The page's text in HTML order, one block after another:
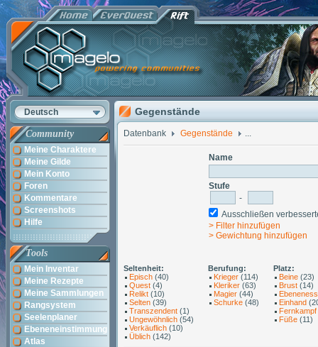
Deutsch
Community
Meine Charaktere
Meine Gilde
Mein Konto
Foren
Kommentare
Screenshots
Hilfe
Tools
Mein Inventar
Meine Rezepte
Meine Sammlungen
Rangsystem
Seelenplaner
Ebeneneinstimmung
Atlas
Gegenstände
Datenbank Gegenstände ...
Name
Stufe
-
Ausschließen
> Filter hinzufügen
> Gewichtung hinzufügen
Seltenheit:
Episch (40)
Quest (4)
Relikt (10)
Selten (39)
Transzendent (1)
Ungewöhnlich (54)
Verkäuflich (10)
Üblich (142)
Berufung:
Krieger (114)
Kleriker (63)
Magier (44)
Schurke (48)
Platz:
Beine (23)
Brust (14)
Einhand
Fernkampf
Füße (11)